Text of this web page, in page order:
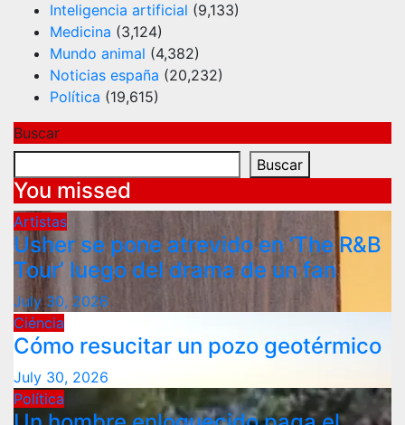
Inteligencia artificial (9,133)
Medicina (3,124)
Mundo animal (4,382)
Noticias españa (20,232)
Política (19,615)
Buscar
Buscar
You missed
Artistas
Usher se pone atrevido en ‘The R&B
Tour’ luego del drama de un fan
July 30, 2026
Ciéncia
Cómo resucitar un pozo geotérmico
July 30, 2026
Política